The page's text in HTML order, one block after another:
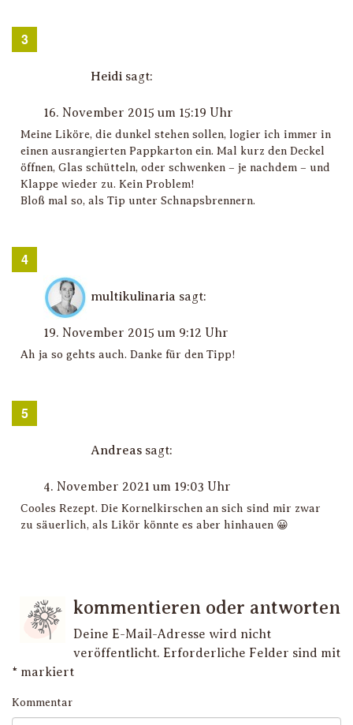
Heidi sagt:
16. November 2015 um 15:19 Uhr
Meine Liköre, die dunkel stehen sollen, logier ich immer in
einen ausrangierten Pappkarton ein. Mal kurz den Deckel
öffnen, Glas schütteln, oder schwenken – je nachdem – und
Klappe wieder zu. Kein Problem!
Bloß mal so, als Tip unter Schnapsbrennern.
multikulinaria sagt:
19. November 2015 um 9:12 Uhr
Ah ja so gehts auch. Danke für den Tipp!
Andreas sagt:
4. November 2021 um 19:03 Uhr
Cooles Rezept. Die Kornelkirschen an sich sind mir zwar
zu säuerlich, als Likör könnte es aber hinhauen 😀
kommentieren oder antworten
Deine E-Mail-Adresse wird nicht
veröffentlicht. Erforderliche Felder sind mit
* markiert
Kommentar